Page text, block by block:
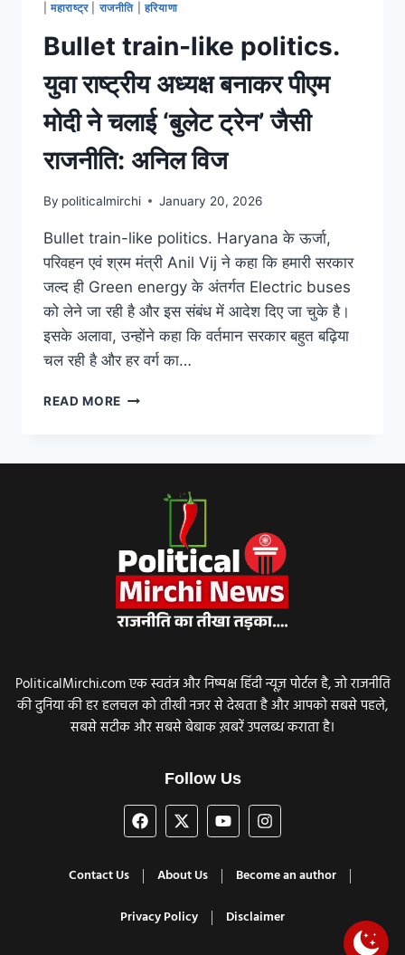
|महाराष्ट्र| राजनीति| हरियाणा
Bullet train-like politics.
युवा राष्ट्रीय अध्यक्ष बनाकर पीएम
मोदी ने चलाई ‘बुलेट ट्रेन’ जैसी
राजनीति: अनिल विज
By politicalmirchi January 20, 2026
Bullet train-like politics. Haryana के ऊर्जा,
परिवहन एवं श्रम मंत्री Anil Vij ने कहा कि हमारी सरकार
जल्द ही Green energy के अंतर्गत Electric buses
को लेने जा रही है और इस संबंध में आदेश दिए जा चुके है।
इसके अलावा, उन्होंने कहा कि वर्तमान सरकार बहुत बढ़िया
चल रही है और हर वर्ग का…
READ MORE
PoliticalMirchi.com एक स्वतंत्र और निष्पक्ष हिंदी न्यूज़ पोर्टल है, जो राजनीति
की दुनिया की हर हलचल को तीखी नजर से देखता है और आपको सबसे पहले,
सबसे सटीक और सबसे बेबाक ख़बरें उपलब्ध कराता है।
Follow Us
Contact Us About Us
Become an author
Privacy Policy
Disclaimer